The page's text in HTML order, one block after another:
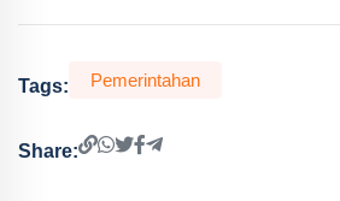
Tags: Pemerintahan
Share: